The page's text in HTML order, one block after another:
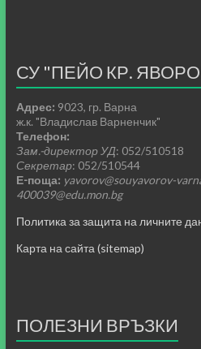
СУ "ПЕЙО КР.
Адрес: 9023, гр. Варна
ж.к. "Владислав Варненчик"
Телефон:
Зам.-директор УД: 052/510518
Секретар: 052/510544
Е-поща: yavorov@souyavorov-
400039@edu.mon.bg
Политика за защита на личните
Карта на сайта (sitemap)
ПОЛЕЗНИ ВРЪЗКИ